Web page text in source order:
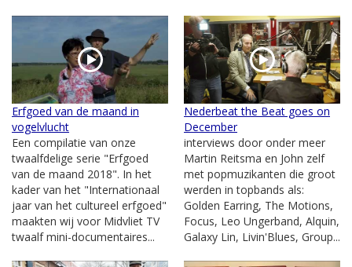
Erfgoed van de maand in
vogelvlucht
Een compilatie van onze
twaalfdelige serie "Erfgoed
van de maand 2018". In het
kader van het "Internationaal
jaar van het cultureel erfgoed"
maakten wij voor Midvliet TV
twaalf mini-documentaires...
Nederbeat the Beat goes on
December
interviews door onder meer
Martin Reitsma en John zelf
met popmuzikanten die groot
werden in topbands als:
Golden Earring, The Motions,
Focus, Leo Ungerband, Alquin,
Galaxy Lin, Livin'Blues, Group...